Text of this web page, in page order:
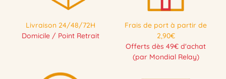
Livraison 24/48/72H
Domicile / Point Retrait
Frais de port à partir de
2,90€
Offerts dès 49€ d'achat
(par Mondial Relay)